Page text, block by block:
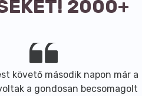
2000+
követő második napon már a
a gondosan becsomagolt